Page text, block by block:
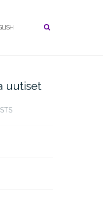
uutiset